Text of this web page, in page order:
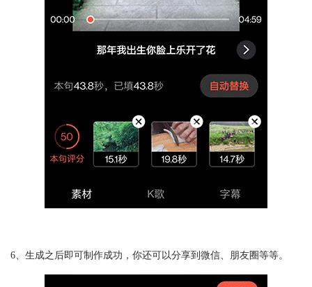
6、生成之后即可制作成功，你还可以分享到微信、朋友圈等等。